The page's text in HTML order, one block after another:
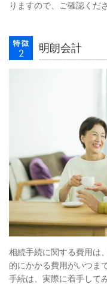
りますので、ご確認くだ
明朗会計
相続手続に関する費用は
的にかかる費用がいつま
手続は、実際に着手して